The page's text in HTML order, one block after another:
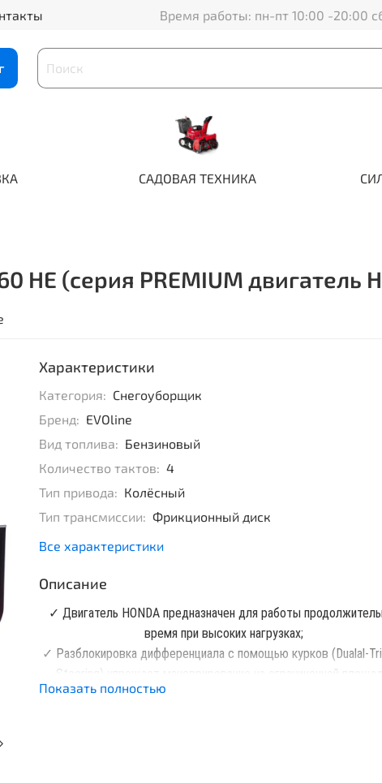
Время работы: пн-пт 10:00 -20:00
САДОВАЯ ТЕХНИКА
HE (серия PREMIUM двигатель
Характеристики
Категория: Снегоуборщик
Бренд: EVOline
Вид топлива: Бензиновый
Количество тактов: 4
Тип привода: Колёсный
Тип трансмиссии: Фрикционный диск
Все характеристики
Описание
✓ Двигатель HONDA предназначен для работы
время при высоких нагрузках;
✓ Разблокировка дифференциала с помощью курков (Dualal-
Steering) упрощает маневрирование на ограниченной
✓ Возможно 2 варианта запуска: от АКБ или ручного
Показать полностью